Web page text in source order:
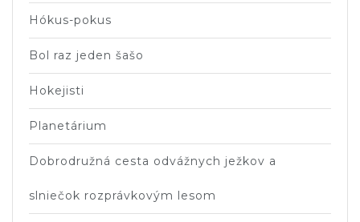
Hókus-pokus
Bol raz jeden šašo
Hokejisti
Planetárium
Dobrodružná cesta odvážnych ježkov a
slniečok rozprávkovým lesom